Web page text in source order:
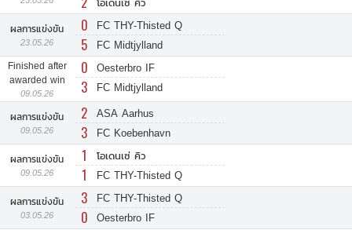
ผลการแข่งขัน
23.05.26
0 FC THY-Thisted Q
5 FC Midtjylland
Finished after
awarded win
09.05.26
0 Oesterbro IF
3 FC Midtjylland
ผลการแข่งขัน
09.05.26
2 ASA Aarhus
3 FC Koebenhavn
ผลการแข่งขัน
09.05.26
1 โอเดนเซ่ คิว
1 FC THY-Thisted Q
ผลการแข่งขัน
03.05.26
3 FC THY-Thisted Q
0 Oesterbro IF